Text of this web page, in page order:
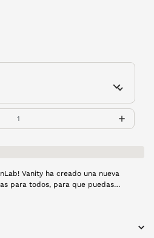
Vanity ha creado una nueva
para todos, para que puedas
combinado con cualquiera de tus